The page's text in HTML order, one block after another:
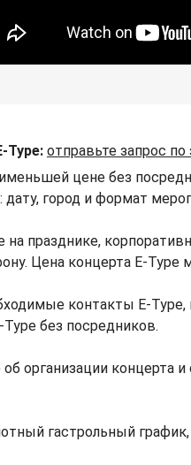
Type: отправьте запрос
цене без
город и формат
празднике,
Цена концерта E-
контакты E-
Type без посредников.
организации концерта
гастрольный